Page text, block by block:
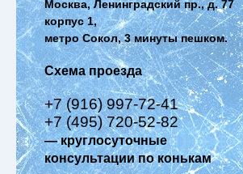
Москва, Ленинградский пр., д. 77
корпус 1,
метро Сокол, 3 минуты пешком.
Схема проезда
+7 (916) 997-72-41
+7 (495) 720-52-82
— круглосуточные
консультации по конькам